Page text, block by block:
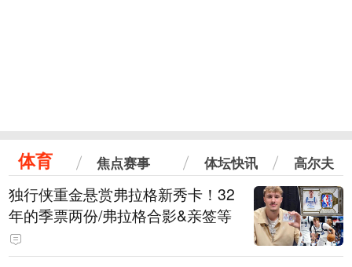
体育 焦点赛事 体坛快讯 高尔夫
独行侠重金悬赏弗拉格新秀卡！32
年的季票两份/弗拉格合影&亲签等